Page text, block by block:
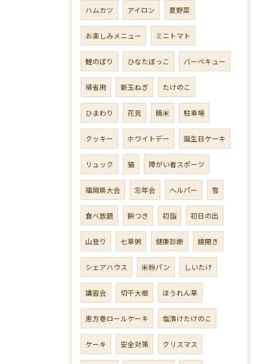
ハムカツ アイロン 夏野菜
お楽しみメニュー ミニトマト
鯉のぼり ひなたぼっこ バーベキュー
帰省用 新玉ねぎ たけのこ
ひまわり 花見 精米 駐車場
クッキー ホワイトデー 誕生日ケーキ
リュック 猫 障がい者スポーツ
福岡県大会 忘年会 ヘルパー 雪
食べ放題 餅つき 初詣 初日の出
山登り 七草粥 健康診断 鏡開き
シェアハウス 米粉パン しいたけ
講習会 切干大根 ほうれん草
恵方巻ロールケーキ 塩漬けたけのこ
ケーキ 安全対策 クリスマス